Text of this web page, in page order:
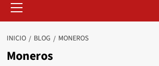
principal
INICIO BLOG MONEROS
Moneros